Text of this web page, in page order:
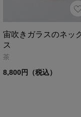
宙吹きガラスのネッ
ス
茶
8,800円（税込）